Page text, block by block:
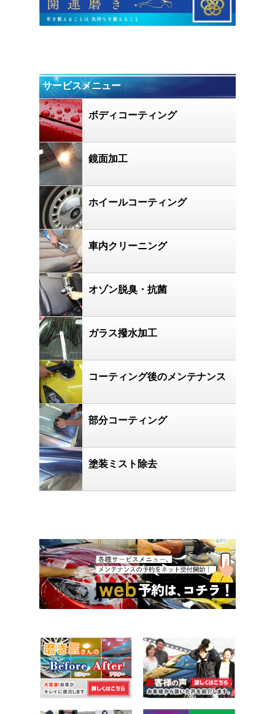
サービスメニュー
ボディコーティング
鏡面加工
ホイールコーティング
車内クリーニング
オゾン脱臭・抗菌
ガラス撥水加工
コーティング後のメンテナンス
部分コーティング
塗装ミスト除去